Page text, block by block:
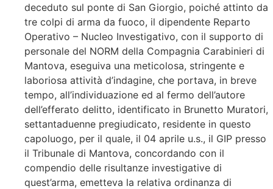
deceduto sul ponte di San Giorgio, poiché attinto da
tre colpi di arma da fuoco, il dipendente Reparto
Operativo – Nucleo Investigativo, con il supporto di
personale del NORM della Compagnia Carabinieri di
Mantova, eseguiva una meticolosa, stringente e
laboriosa attività d’indagine, che portava, in breve
tempo, all’individuazione ed al fermo dell’autore
dell’efferato delitto, identificato in Brunetto Muratori,
settantaduenne pregiudicato, residente in questo
capoluogo, per il quale, il 04 aprile u.s., il GIP presso
il Tribunale di Mantova, concordando con il
compendio delle risultanze investigative di
quest’arma, emetteva la relativa ordinanza di